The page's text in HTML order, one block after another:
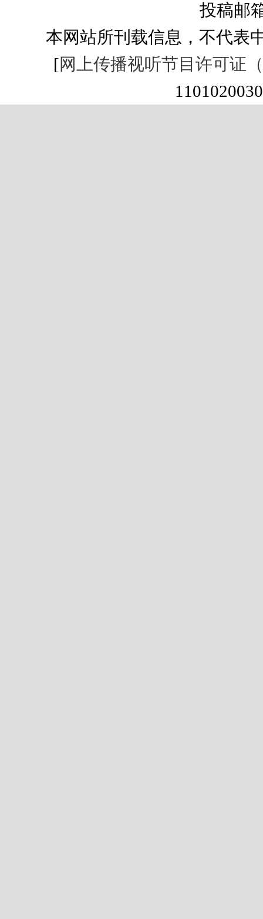
投稿邮
本网站所刊载信息，不代表
[网上传播视听节目许可证